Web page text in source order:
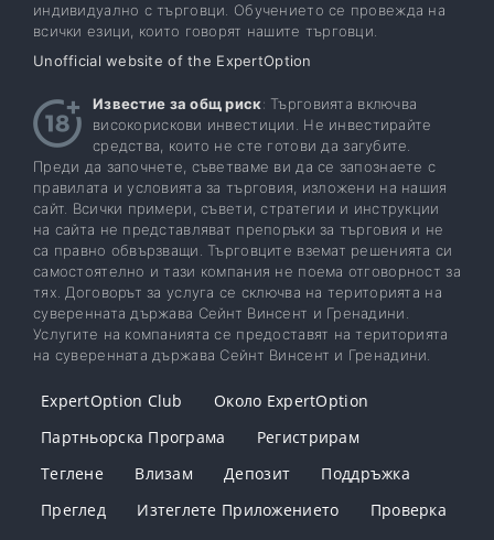
индивидуално с търговци. Обучението се провежда на
всички езици, които говорят нашите търговци.
Unofficial website of the ExpertOption
Известие за общ риск: Търговията включва
високорискови инвестиции. Не инвестирайте
средства, които не сте готови да загубите.
Преди да започнете, съветваме ви да се запознаете с
правилата и условията за търговия, изложени на нашия
сайт. Всички примери, съвети, стратегии и инструкции
на сайта не представляват препоръки за търговия и не
са правно обвързващи. Търговците вземат решенията си
самостоятелно и тази компания не поема отговорност за
тях. Договорът за услуга се сключва на територията на
суверенната държава Сейнт Винсент и Гренадини.
Услугите на компанията се предоставят на територията
на суверенната държава Сейнт Винсент и Гренадини.
ExpertOption Club
Около ExpertOption
Партньорска Програма
Регистрирам
Теглене
Влизам Депозит
Поддръжка
Преглед
Изтеглете Приложението
Проверка